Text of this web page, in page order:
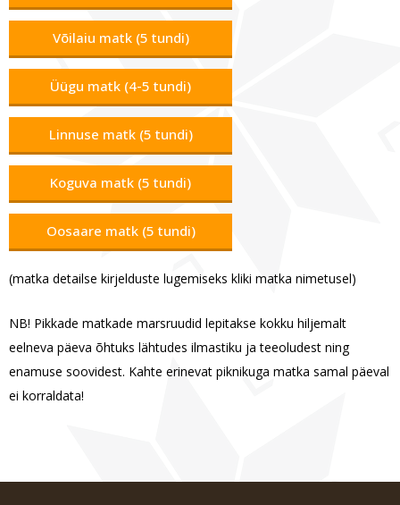
Võilaiu matk (5 tundi)
Üügu matk (4-5 tundi)
Linnuse matk (5 tundi)
Koguva matk (5 tundi)
Oosaare matk (5 tundi)
(matka detailse kirjelduste lugemiseks kliki matka nimetusel)
NB! Pikkade matkade marsruudid lepitakse kokku hiljemalt
eelneva päeva õhtuks lähtudes ilmastiku ja teeoludest ning
enamuse soovidest. Kahte erinevat piknikuga matka samal päeval
ei korraldata!